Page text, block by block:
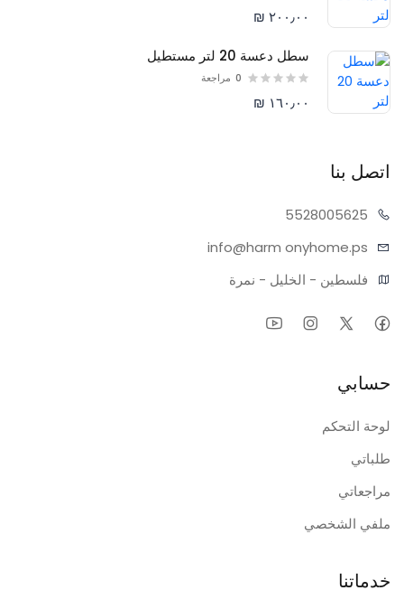
٢٠٠٫٠٠ ₪
سطل دعسة 20 لتر مستطيل
0 مراجعة
١٦٠٫٠٠ ₪
اتصل بنا
05625
55280
info@harm onyhome.ps
فلسطين - الخليل - نمرة
حسابي
لوحة التحكم
طلباتي
مراجعاتي
ملفي الشخصي
خدماتنا